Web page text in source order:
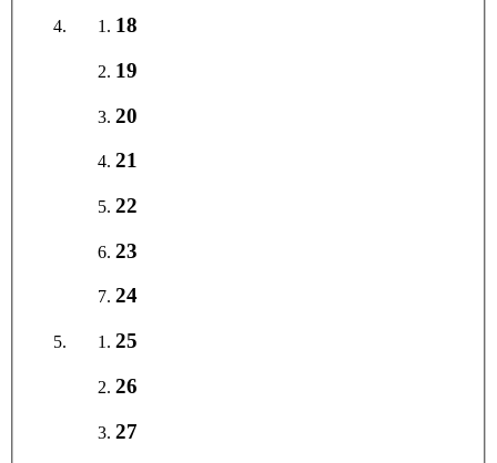
18
19
20
21
22
23
24
25
26
27